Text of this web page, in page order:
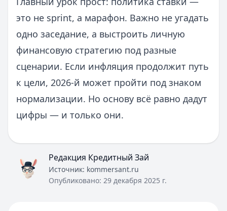
это не sprint, а марафон. Важно не угадать
одно заседание, а выстроить личную
финансовую стратегию под разные
сценарии. Если инфляция продолжит путь
к цели, 2026-й может пройти под знаком
нормализации. Но основу всё равно дадут
цифры — и только они.
Редакция Кредитный Зай
Источник: kommersant.ru
Опубликовано: 29 декабря 2025 г.